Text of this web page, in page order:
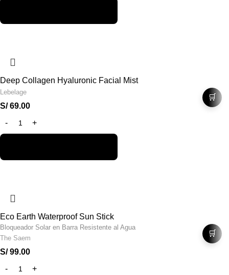
Deep Collagen Hyaluronic Facial Mist
Lebelage
S/69.00
🛒
Eco Earth Waterproof Sun Stick
Bloqueador Solar en Barra Resistente al Agua
The Saem
S/99.00
🛒